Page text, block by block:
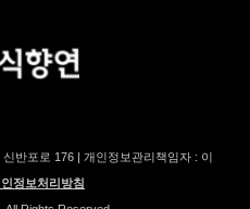
반포로 176 | 개인정보관리책임자 : 이
정보처리방침